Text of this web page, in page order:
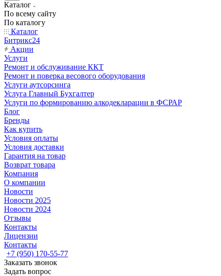
Каталог
По всему сайту
По каталогу
Каталог
Битрикс24
Акции
Услуги
Ремонт и обслуживание ККТ
Ремонт и поверка весового оборудования
Услуги аутсорсинга
Услуга Главный Бухгалтер
Услуги по формированию алкодекларации в ФСРАР
Блог
Бренды
Как купить
Условия оплаты
Условия доставки
Гарантия на товар
Возврат товара
Компания
О компании
Новости
Новости 2025
Новости 2024
Отзывы
Контакты
Лицензии
Контакты
+7 (950) 170-55-77
Заказать звонок
Задать вопрос